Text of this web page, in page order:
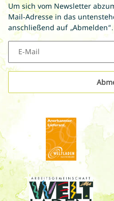
Um sich vom Newsletter
Mail-Adresse in das
anschließend auf „Abmelden“.
E-Mail